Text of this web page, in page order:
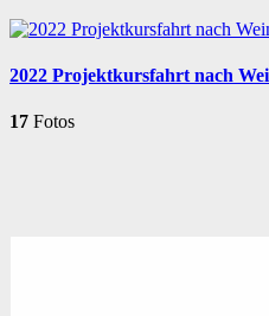
2022 Projektkursfahrt nach
17 Fotos